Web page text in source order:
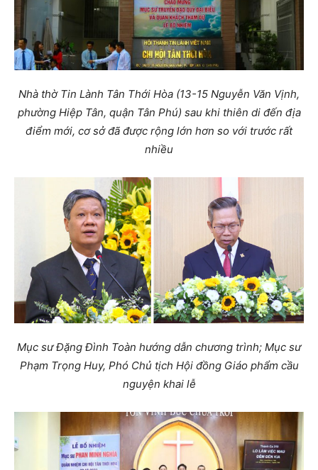
Nhà thờ Tin Lành Tân Thới Hòa (13-15 Nguyễn Văn Vịnh,
phường Hiệp Tân, quận Tân Phú) sau khi thiên di đến địa
điểm mới, cơ sở đã được rộng lớn hơn so với trước rất
nhiều
Mục sư Đặng Đình Toàn hướng dẫn chương trình; Mục sư
Phạm Trọng Huy, Phó Chủ tịch Hội đồng Giáo phẩm cầu
nguyện khai lễ